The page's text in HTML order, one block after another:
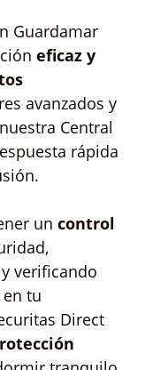
Guardamar
eficaz y
avanzados y
Central
rápida
un control
verificando
tu
Direct